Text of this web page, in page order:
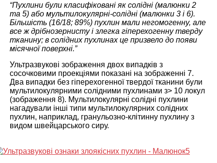
“Пухлини були класифіковані як солідні (малюнки 2
та 5) або мультилокулярні-солідні (малюнки 3 і 6).
Більшість (16/18; 89%) пухлин мали негомогенну, але
все ж дрібнозернисту і злегка гіперехогенну тверду
тканину; в солідних пухлинах це призвело до появи
місячної поверхні.”
Ультразвукові зображення двох випадків з
сосочковими проекціями показані на зображенні 7.
Два випадки без гіперехогенної твердої тканини були
мультилокулярними солідними пухлинами з> 10 локул
(зображення 8). Мультилокулярні солідні пухлини
нагадували інші типи мультилокулярних солідних
пухлин, наприклад, гранульозно-клітинну пухлину з
видом швейцарського сиру.